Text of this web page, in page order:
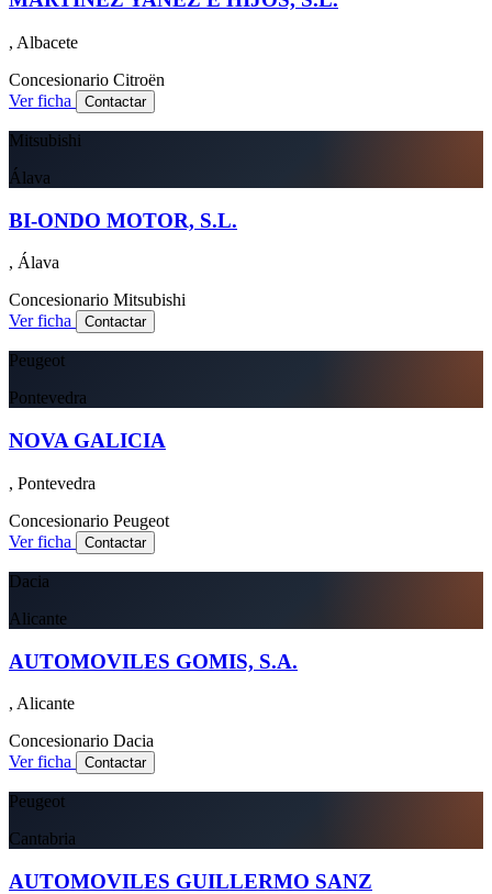
, Albacete
Concesionario Citroën
Ver ficha
Contactar
Mitsubishi
Álava
BI-ONDO MOTOR, S.L.
, Álava
Concesionario Mitsubishi
Ver ficha
Contactar
Peugeot
Pontevedra
NOVA GALICIA
, Pontevedra
Concesionario Peugeot
Ver ficha
Contactar
Dacia
Alicante
AUTOMOVILES GOMIS, S.A.
, Alicante
Concesionario Dacia
Ver ficha
Contactar
Peugeot
Cantabria
AUTOMOVILES GUILLERMO SANZ